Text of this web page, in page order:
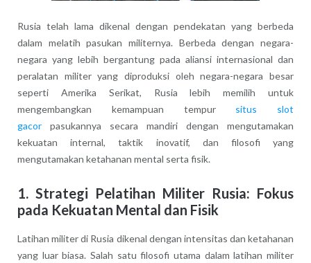
Rusia telah lama dikenal dengan pendekatan yang berbeda
dalam melatih pasukan militernya. Berbeda dengan negara-
negara yang lebih bergantung pada aliansi internasional dan
peralatan militer yang diproduksi oleh negara-negara besar
seperti Amerika Serikat, Rusia lebih memilih untuk
mengembangkan kemampuan tempur situs slot
gacorpasukannya secara mandiri dengan mengutamakan
kekuatan internal, taktik inovatif, dan filosofi yang
mengutamakan ketahanan mental serta fisik.
1. Strategi Pelatihan Militer Rusia: Fokus
pada Kekuatan Mental dan Fisik
Latihan militer di Rusia dikenal dengan intensitas dan ketahanan
yang luar biasa. Salah satu filosofi utama dalam latihan militer